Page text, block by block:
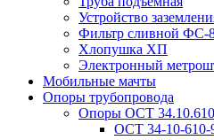
Устройство
Фильтр сливной ФС-
Хлопушка ХП
Электронный
Мобильные мачты
Опоры трубопровода
Опоры ОСТ
ОСТ 34-10-610-